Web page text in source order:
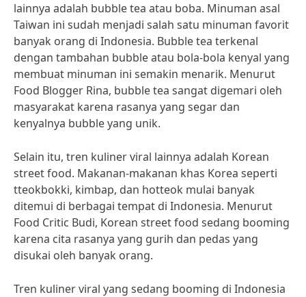
lainnya adalah bubble tea atau boba. Minuman asal
Taiwan ini sudah menjadi salah satu minuman favorit
banyak orang di Indonesia. Bubble tea terkenal
dengan tambahan bubble atau bola-bola kenyal yang
membuat minuman ini semakin menarik. Menurut
Food Blogger Rina, bubble tea sangat digemari oleh
masyarakat karena rasanya yang segar dan
kenyalnya bubble yang unik.
Selain itu, tren kuliner viral lainnya adalah Korean
street food. Makanan-makanan khas Korea seperti
tteokbokki, kimbap, dan hotteok mulai banyak
ditemui di berbagai tempat di Indonesia. Menurut
Food Critic Budi, Korean street food sedang booming
karena cita rasanya yang gurih dan pedas yang
disukai oleh banyak orang.
Tren kuliner viral yang sedang booming di Indonesia